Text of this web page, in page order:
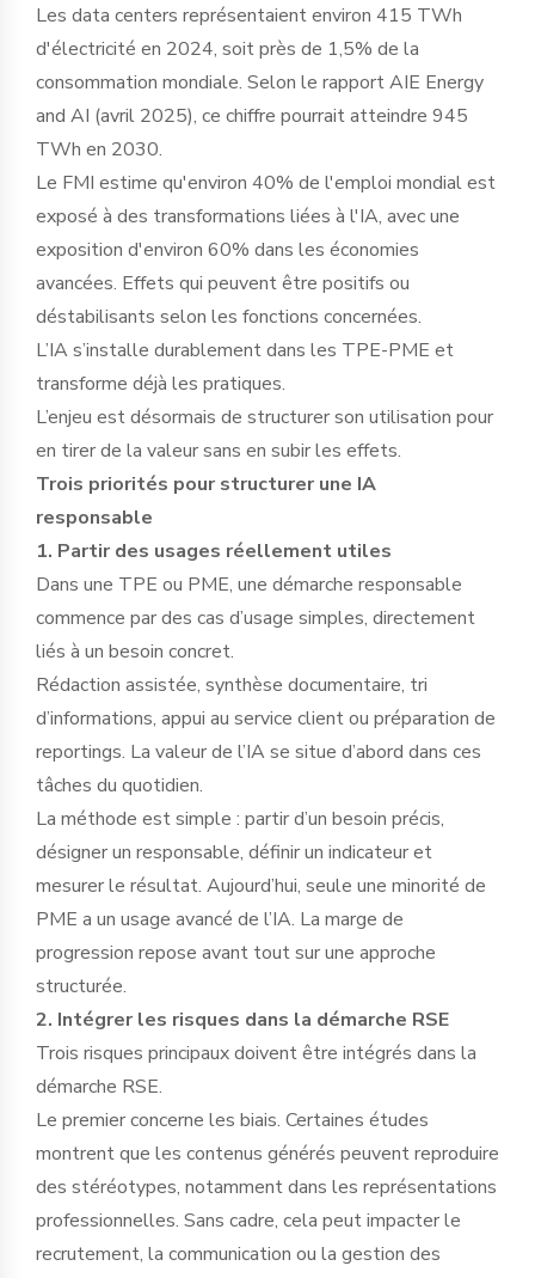
Les data centers représentaient environ 415 TWh
d'électricité en 2024, soit près de 1,5% de la
consommation mondiale. Selon le rapport AIE Energy
and AI (avril 2025), ce chiffre pourrait atteindre 945
TWh en 2030.
Le FMI estime qu'environ 40% de l'emploi mondial est
exposé à des transformations liées à l'IA, avec une
exposition d'environ 60% dans les économies
avancées. Effets qui peuvent être positifs ou
déstabilisants selon les fonctions concernées.
L’IA s’installe durablement dans les TPE-PME et
transforme déjà les pratiques.
L’enjeu est désormais de structurer son utilisation pour
en tirer de la valeur sans en subir les effets.
Trois priorités pour structurer une IA
responsable
1. Partir des usages réellement utiles
Dans une TPE ou PME, une démarche responsable
commence par des cas d’usage simples, directement
liés à un besoin concret.
Rédaction assistée, synthèse documentaire, tri
d’informations, appui au service client ou préparation de
reportings. La valeur de l’IA se situe d’abord dans ces
tâches du quotidien.
La méthode est simple : partir d’un besoin précis,
désigner un responsable, définir un indicateur et
mesurer le résultat. Aujourd’hui, seule une minorité de
PME a un usage avancé de l’IA. La marge de
progression repose avant tout sur une approche
structurée.
2. Intégrer les risques dans la démarche RSE
Trois risques principaux doivent être intégrés dans la
démarche RSE.
Le premier concerne les biais. Certaines études
montrent que les contenus générés peuvent reproduire
des stéréotypes, notamment dans les représentations
professionnelles. Sans cadre, cela peut impacter le
recrutement, la communication ou la gestion des